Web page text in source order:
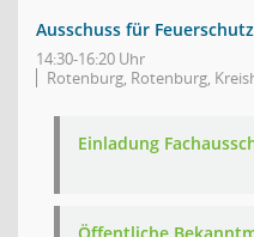
Ausschuss für
14:30-16:20 Uhr
Rotenburg, Rotenburg,
Einladung